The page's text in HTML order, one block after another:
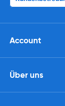
Account
Über uns